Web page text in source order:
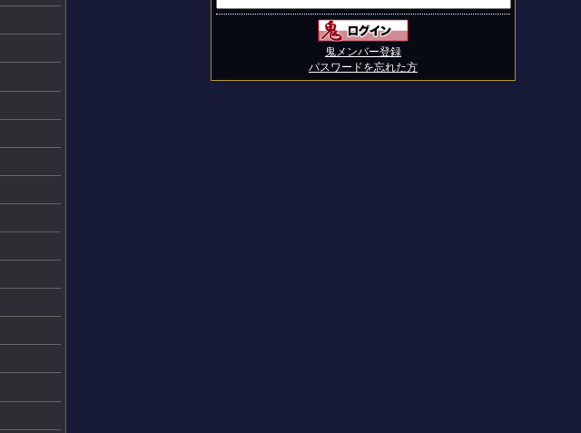
鬼メンバー登録
パスワードを忘れた方